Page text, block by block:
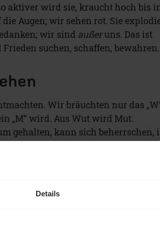
Details
aktiver wird sie, kraucht hoch bis
Augen; wir sehen rot. Sie
wir sind außeruns. Das ist
suchen, schaffen, bewahren.
Wir bräuchten nur das
„M“ wird. Aus Wut wird Mut.
gehalten, kann sich beherrschen,
verändern und verzeihen (eine